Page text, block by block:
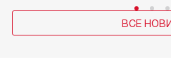
ВСЕ